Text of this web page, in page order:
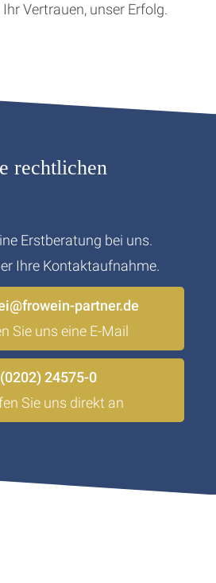
Vertrauen, unser Erfolg.
rechtlichen
Erstberatung bei uns.
Ihre Kontaktaufnahme.
partner.de
Sie uns eine E-Mail
(0202) 24575-0
Sie uns direkt an